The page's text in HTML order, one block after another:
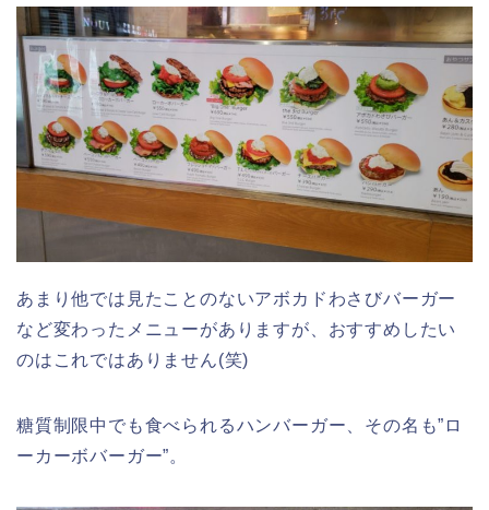
あまり他では見たことのないアボカドわさびバーガー
など変わったメニューがありますが、おすすめしたい
のはこれではありません(笑)
糖質制限中でも食べられるハンバーガー、その名も”ロ
ーカーボバーガー”。